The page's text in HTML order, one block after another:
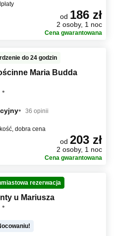
od 186 zł
2 osoby, 1 noc
Cena gwarantowana
do 24 godzin
Maria Budda
36 opinii
dobra cena
od 203 zł
2 osoby, 1 noc
Cena gwarantowana
rezerwacja
u Mariusza